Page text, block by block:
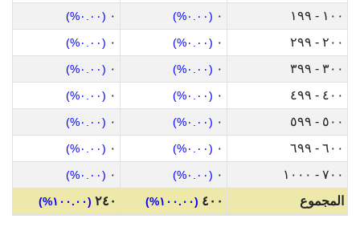
١٠٠ - ١٩٩ ٠ (٠.٠٠%) ٠ (٠.٠٠%)
٢٠٠ - ٢٩٩ ٠ (٠.٠٠%) ٠ (٠.٠٠%)
٣٠٠ - ٣٩٩ ٠ (٠.٠٠%) ٠ (٠.٠٠%)
٤٠٠ - ٤٩٩ ٠ (٠.٠٠%) ٠ (٠.٠٠%)
٥٠٠ - ٥٩٩ ٠ (٠.٠٠%) ٠ (٠.٠٠%)
٦٠٠ - ٦٩٩ ٠ (٠.٠٠%) ٠ (٠.٠٠%)
٧٠٠ - ١٠٠٠ ٠ (٠.٠٠%) ٠ (٠.٠٠%)
المجموع ٤٠٠ (١٠٠.٠٠%) ٢٤٠ (١٠٠.٠٠%)